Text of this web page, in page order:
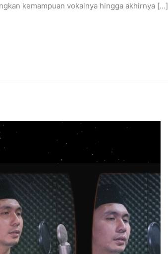
kemampuan vokalnya hingga akhirnya […]